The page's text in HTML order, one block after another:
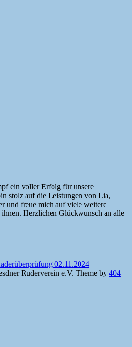
ein voller Erfolg für unsere
stolz auf die Leistungen von Lia,
und freue mich auf viele weitere
ihnen. Herzlichen Glückwunsch an alle
02.11.2024
Ruderverein e.V. Theme by 404